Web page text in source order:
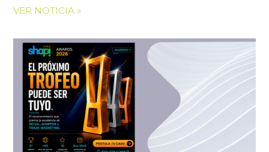
VER NOTICIA »